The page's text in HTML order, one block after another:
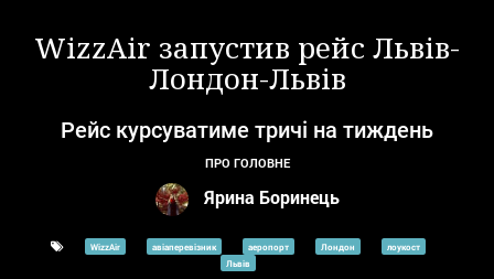
WizzAir запустив рейс Львів-
Лондон-Львів
Рейс курсуватиме тричі на тиждень
ПРО ГОЛОВНЕ
Ярина Боринець
WizzAir авіаперевізник аеропорт Лондон
лоукост
Львів